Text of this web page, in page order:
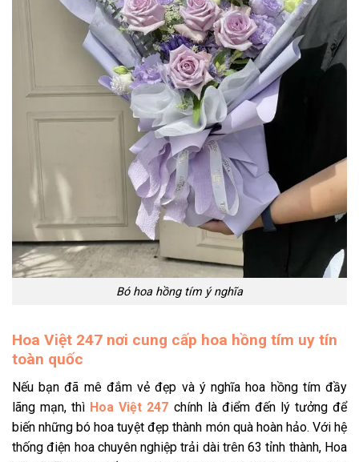
Bó hoa hồng tím ý nghĩa
Hoa Việt 247 nơi cung cấp hoa hồng tím uy tín
toàn quốc
Nếu bạn đã mê đắm vẻ đẹp và ý nghĩa hoa hồng tímđầy
lãng mạn, thì Hoa Việt 247 chính là điểm đến lý tưởng để
biến những bó hoa tuyệt đẹp thành món quà hoàn hảo. Với hệ
thống điện hoa chuyên nghiệp trải dài trên 63 tỉnh thành, Hoa